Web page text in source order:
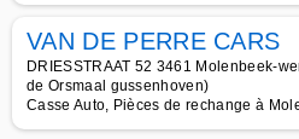
VAN DE PERRE CARS
DRIESSTRAAT 52 3461 Molenbeek-
de Orsmaal gussenhoven)
Casse Auto, Pièces de rechange à